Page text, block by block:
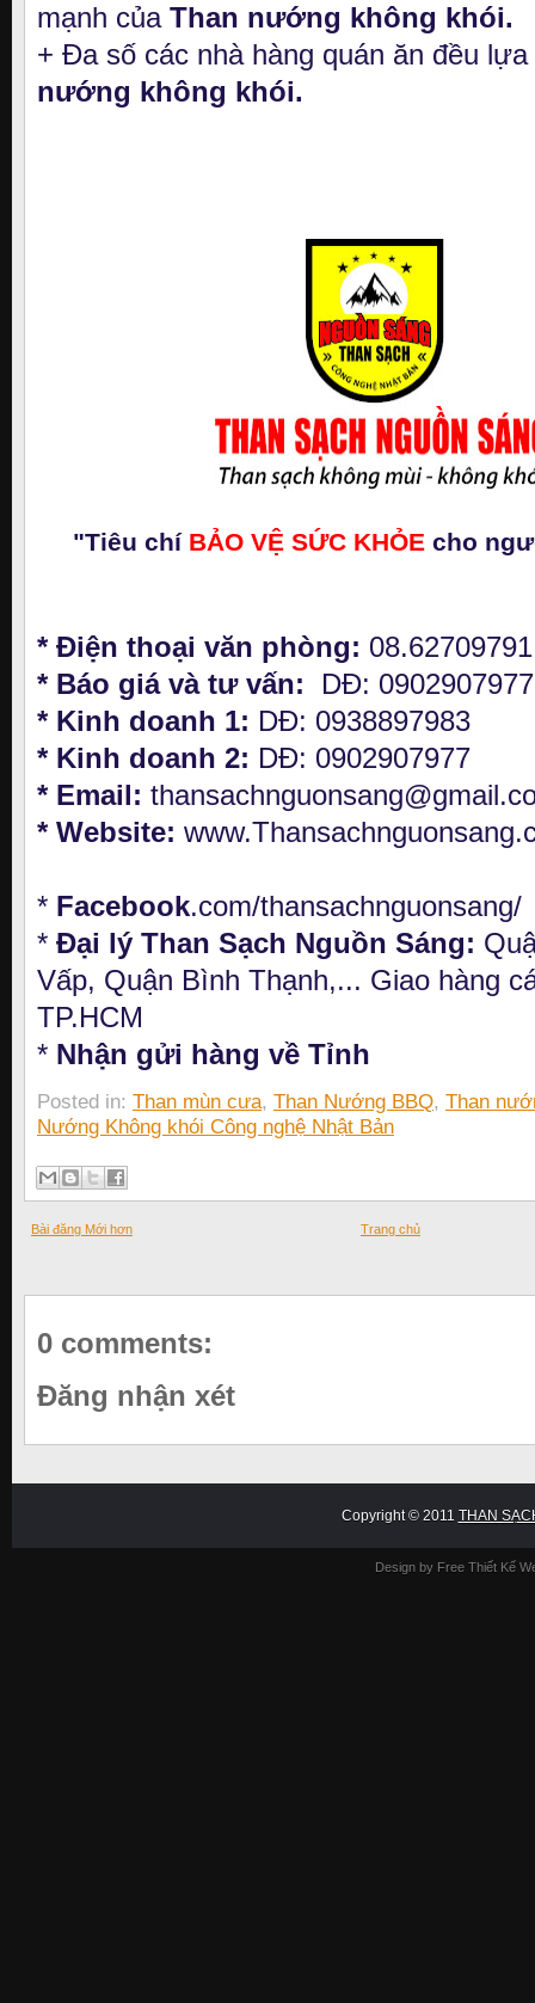
mạnh của Than nướng không khói.
+ Đa số các nhà hàng quán ăn đều
nướng không khói.
"Tiêu chíBẢO VỆ SỨC KHỎEcho
* Điện thoại văn phòng:
* Báo giá và tư vấn:
DĐ:
* Kinh doanh 1: DĐ: 0938897983
* Kinh doanh 2: DĐ: 0902907977
* Email:
* Website:
* Facebook.com/thansachnguonsang/
* Đại lý Than Sạch Nguồn Sáng:
Vấp, Quận Bình Thạnh,... Giao hàng
TP.HCM
* Nhận gửi hàng về Tỉnh
Posted in: Than mùn cưa, Than Nướng BBQ, Than
Nướng Không khói Công nghệ Nhật Bản
Bài đăng Mới hơn Trang chủ
0 comments:
Đăng nhận xét
Copyright © 2011 THAN
Design by Free Thiết Kế